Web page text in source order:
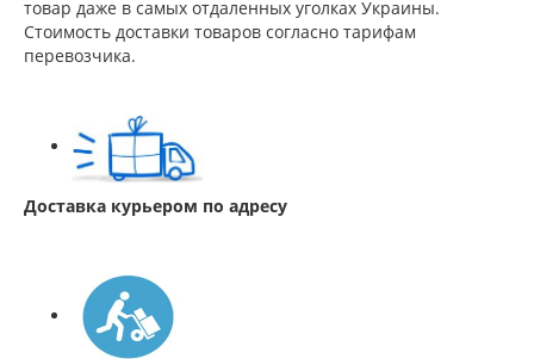
товар даже в самых отдаленных уголках Украины.
Стоимость доставки товаров согласно тарифам
перевозчика.
Доставка курьером по адресу